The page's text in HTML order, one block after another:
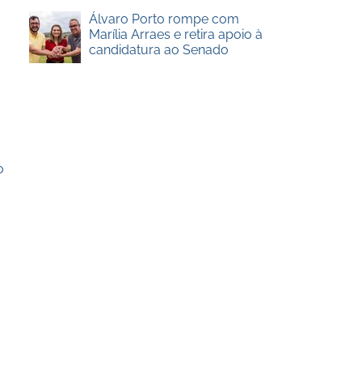
Álvaro Porto rompe com
Marília Arraes e retira apoio à
candidatura ao Senado